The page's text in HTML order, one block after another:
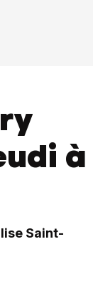
à
Saint-